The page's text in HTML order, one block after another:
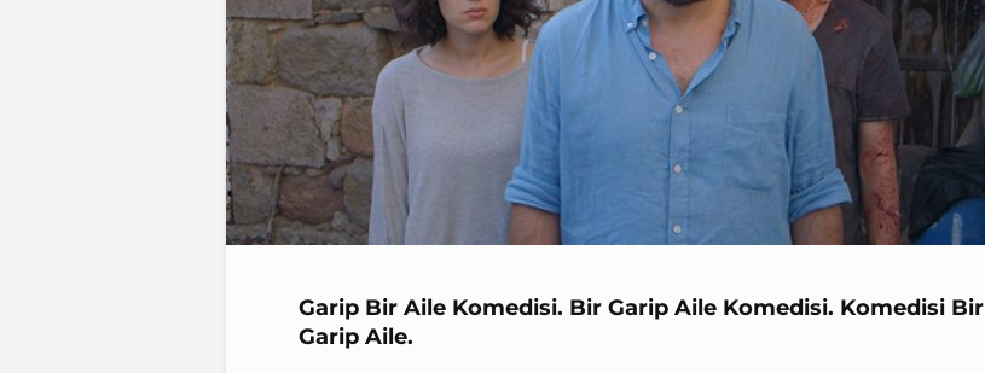
Garip Bir Aile Komedisi. Bir Garip Aile Komedisi. Komedisi Bir
Garip Aile.